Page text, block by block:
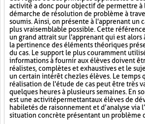
activité a donc pour objectif de permettre à
démarche de résolution de problème à
soumis. Ainsi, on présente à l'apprenant un
plus vraisemblable possible. Cette
un grand attrait sur l'apprenant qui est alors
la pertinence des éléments théoriques
du cas. Le support le plus couramment
informations à fournir aux élèves doivent
réalistes, complètes et exhaustives et le
un certain intérêt chez les élèves. Le temps
réalisation de l'étude de cas peut être très
quelques heures à plusieurs semaines. En
est une activité permettant aux élèves de
habiletés de raisonnement et d’analyse via
situation concrète présentant un problème